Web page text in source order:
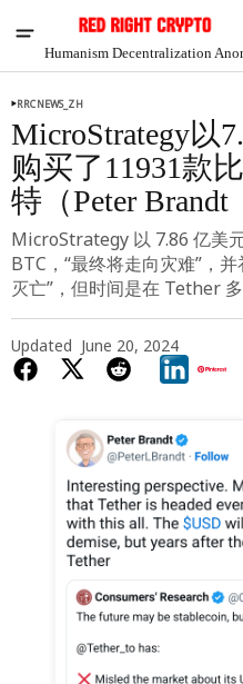
Humanism Decentralization
$1.30
-6.39%
RRCNEWS_ZH
MicroStrategy以
购买了11931款
特（Peter Brandt
MicroStrategy 以 7.86 亿美
BTC，“最终将走向灾难”，
灭亡”，但时间是在 Tether 多
Updated June 20, 2024